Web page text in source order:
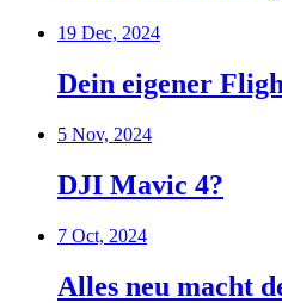
19 Dec, 2024
Dein eigener
5 Nov, 2024
DJI Mavic 4?
7 Oct, 2024
Alles neu macht